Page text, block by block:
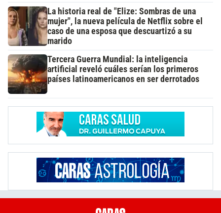
La historia real de "Elize: Sombras de una
mujer", la nueva película de Netflix sobre el
caso de una esposa que descuartizó a su
marido
Tercera Guerra Mundial: la inteligencia
artificial reveló cuáles serían los primeros
países latinoamericanos en ser derrotados